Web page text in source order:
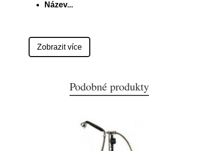
Název...
Zobrazit více
Podobné produkty